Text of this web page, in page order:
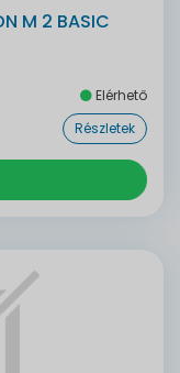
M 2 BASIC
Elérhető
Részletek